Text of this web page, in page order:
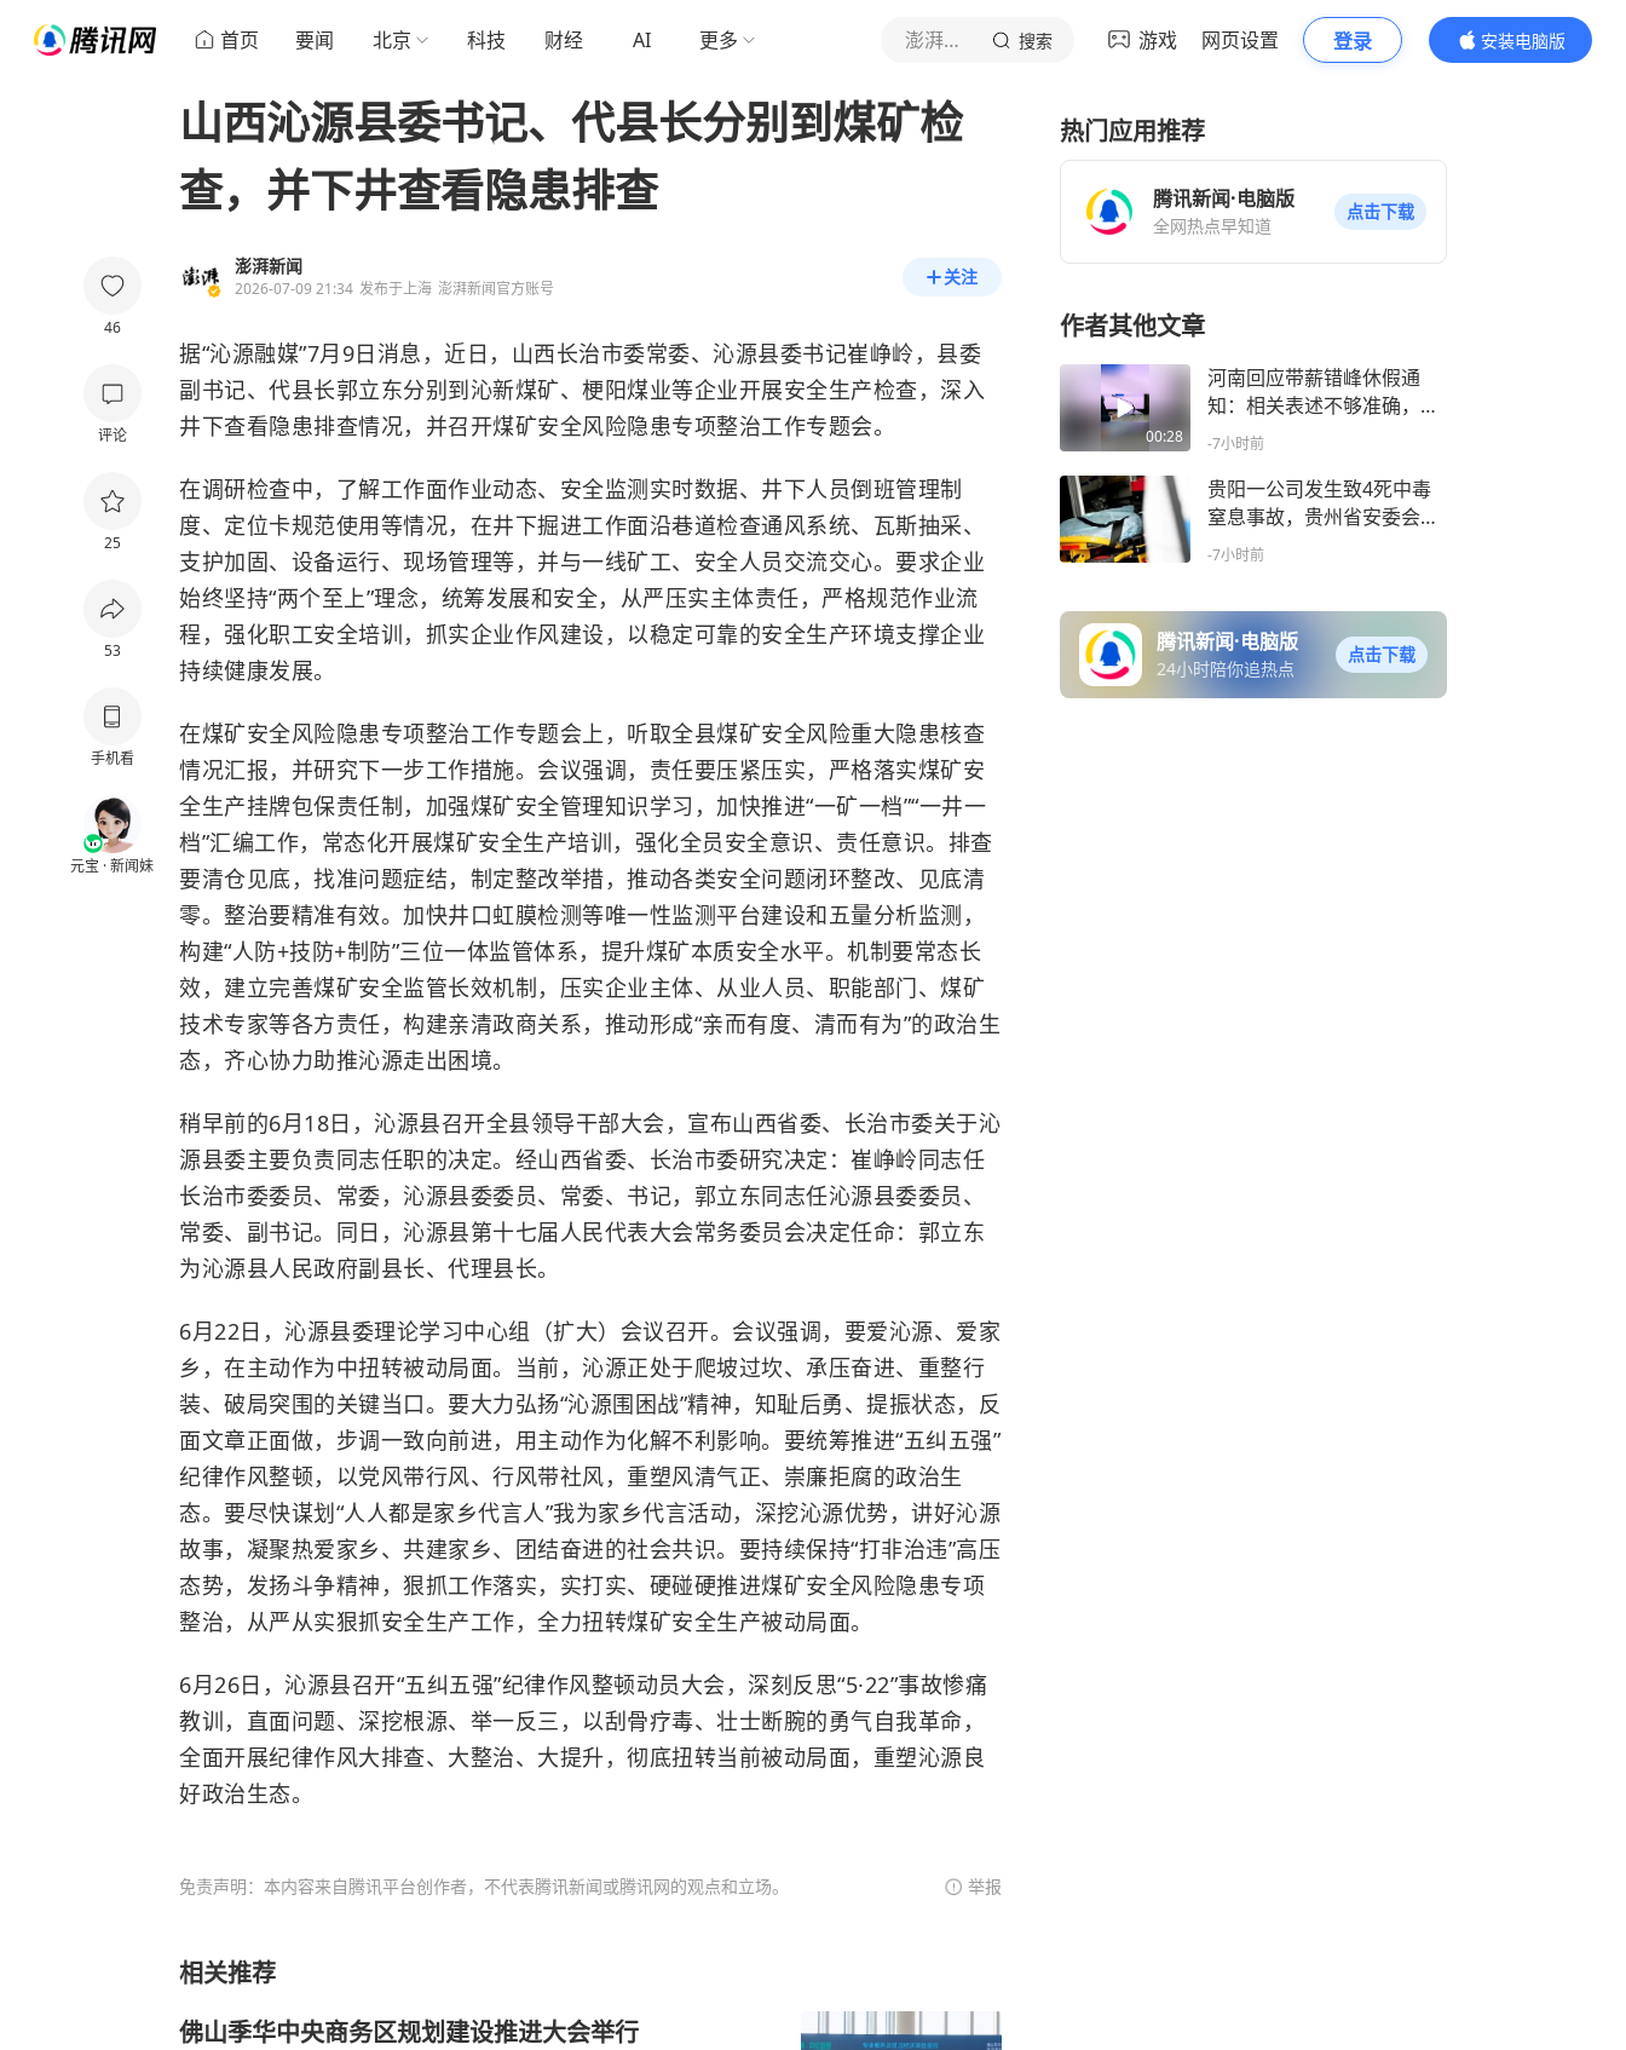
首页 要闻 北京 科技 财经 AI 更多 澎湃新闻 搜索 游戏 网页设置 登录
安装电脑版
内容更精彩
46
评论
25
53
手机看
元宝 · 新闻妹
山西沁源县委书记、代县长分别到煤矿检
查，并下井查看隐患排查
澎湃新闻
2026-07-09 21:34 发布于上海 澎湃新闻官方账号
关注
据“沁源融媒”7月9日消息，近日，山西长治市委常委、沁源县委书记崔峥岭，县委
副书记、代县长郭立东分别到沁新煤矿、梗阳煤业等企业开展安全生产检查，深入
井下查看隐患排查情况，并召开煤矿安全风险隐患专项整治工作专题会。
在调研检查中，了解工作面作业动态、安全监测实时数据、井下人员倒班管理制
度、定位卡规范使用等情况，在井下掘进工作面沿巷道检查通风系统、瓦斯抽采、
支护加固、设备运行、现场管理等，并与一线矿工、安全人员交流交心。要求企业
始终坚持“两个至上”理念，统筹发展和安全，从严压实主体责任，严格规范作业流
程，强化职工安全培训，抓实企业作风建设，以稳定可靠的安全生产环境支撑企业
持续健康发展。
在煤矿安全风险隐患专项整治工作专题会上，听取全县煤矿安全风险重大隐患核查
情况汇报，并研究下一步工作措施。会议强调，责任要压紧压实，严格落实煤矿安
全生产挂牌包保责任制，加强煤矿安全管理知识学习，加快推进“一矿一档”“一井一
档”汇编工作，常态化开展煤矿安全生产培训，强化全员安全意识、责任意识。排查
要清仓见底，找准问题症结，制定整改举措，推动各类安全问题闭环整改、见底清
零。整治要精准有效。加快井口虹膜检测等唯一性监测平台建设和五量分析监测，
构建“人防+技防+制防”三位一体监管体系，提升煤矿本质安全水平。机制要常态长
效，建立完善煤矿安全监管长效机制，压实企业主体、从业人员、职能部门、煤矿
技术专家等各方责任，构建亲清政商关系，推动形成“亲而有度、清而有为”的政治生
态，齐心协力助推沁源走出困境。
稍早前的6月18日，沁源县召开全县领导干部大会，宣布山西省委、长治市委关于沁
源县委主要负责同志任职的决定。经山西省委、长治市委研究决定：崔峥岭同志任
长治市委委员、常委，沁源县委委员、常委、书记，郭立东同志任沁源县委委员、
常委、副书记。同日，沁源县第十七届人民代表大会常务委员会决定任命：郭立东
为沁源县人民政府副县长、代理县长。
6月22日，沁源县委理论学习中心组（扩大）会议召开。会议强调，要爱沁源、爱家
乡，在主动作为中扭转被动局面。当前，沁源正处于爬坡过坎、承压奋进、重整行
装、破局突围的关键当口。要大力弘扬“沁源围困战”精神，知耻后勇、提振状态，反
面文章正面做，步调一致向前进，用主动作为化解不利影响。要统筹推进“五纠五强”
纪律作风整顿，以党风带行风、行风带社风，重塑风清气正、崇廉拒腐的政治生
态。要尽快谋划“人人都是家乡代言人”我为家乡代言活动，深挖沁源优势，讲好沁源
故事，凝聚热爱家乡、共建家乡、团结奋进的社会共识。要持续保持“打非治违”高压
态势，发扬斗争精神，狠抓工作落实，实打实、硬碰硬推进煤矿安全风险隐患专项
整治，从严从实狠抓安全生产工作，全力扭转煤矿安全生产被动局面。
6月26日，沁源县召开“五纠五强”纪律作风整顿动员大会，深刻反思“5·22”事故惨痛
教训，直面问题、深挖根源、举一反三，以刮骨疗毒、壮士断腕的勇气自我革命，
全面开展纪律作风大排查、大整治、大提升，彻底扭转当前被动局面，重塑沁源良
好政治生态。
免责声明：本内容来自腾讯平台创作者，不代表腾讯新闻或腾讯网的观点和立场。 举报
相关推荐
佛山季华中央商务区规划建设推进大会举行
热门应用推荐
腾讯新闻·电脑版
全网热点早知道
点击下载
作者其他文章
00:28
河南回应带薪错峰休假通
知：相关表述不够准确，程
序审签不规范，待修改后予
-7小时前
贵阳一公司发生致4死中毒
窒息事故，贵州省安委会挂
牌督办
-7小时前
腾讯新闻·电脑版
24小时陪你追热点
点击下载